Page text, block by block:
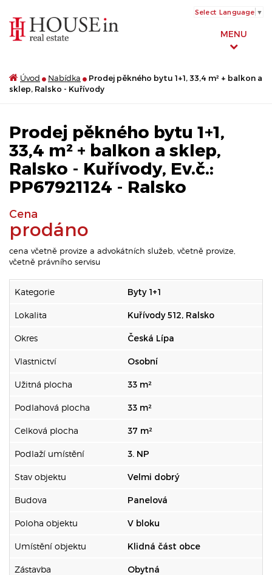
MENU
Select Language ▼
Úvod Nabídka
Prodej pěkného bytu 1+1, 33,4 m² + balkon a
sklep, Ralsko - Kuřívody
Prodej pěkného bytu 1+1,
33,4 m² + balkon a sklep,
Ralsko - Kuřívody, Ev.č.:
PP67921124 - Ralsko
Cena
prodáno
cena včetně provize a advokátních služeb, včetně provize,
včetně právního servisu
Kategorie Byty 1+1
Lokalita Kuřívody 512, Ralsko
Okres Česká Lípa
Vlastnictví Osobní
Užitná plocha 33 m²
Podlahová plocha 33 m²
Celková plocha 37 m²
Podlaží umístění 3. NP
Stav objektu Velmi dobrý
Budova Panelová
Poloha objektu V bloku
Umístění objektu Klidná část obce
Zástavba Obytná